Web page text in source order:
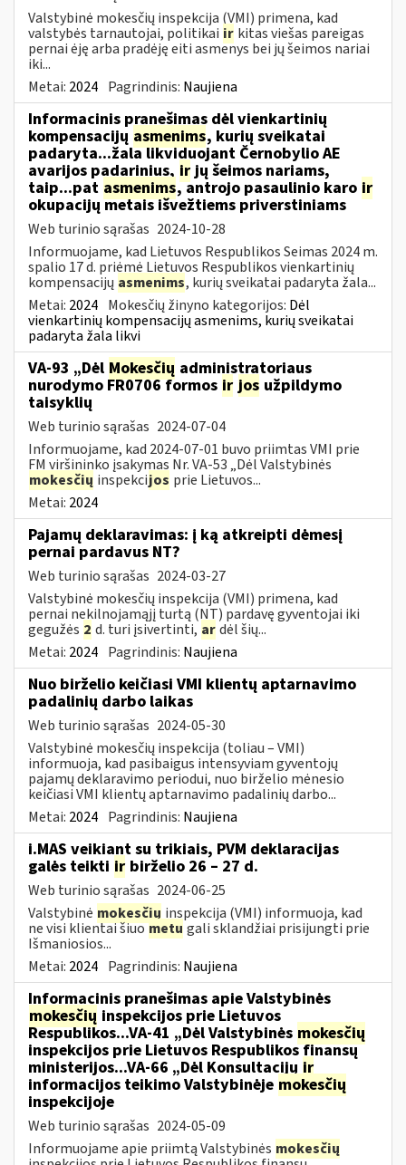
Valstybinė mokesčių inspekcija (VMI) primena, kad
valstybės tarnautojai, politikai ir kitas viešas pareigas
pernai ėję arba pradėję eiti asmenys bei jų šeimos nariai
iki...
Metai: 2024 Pagrindinis: Naujiena
Informacinis pranešimas dėl vienkartinių
kompensacijų asmenims, kurių sveikatai
padaryta...žala likviduojant Černobylio AE
avarijos padarinius, irjų šeimos nariams,
taip...pat asmenims, antrojo pasaulinio karo ir
okupacijų metais išvežtiems priverstiniams
Web turinio sąrašas 2024-10-28
Informuojame, kad Lietuvos Respublikos Seimas 2024 m.
spalio 17 d. priėmė Lietuvos Respublikos vienkartinių
kompensacijų asmenims, kurių sveikatai padaryta žala...
Metai: 2024 Mokesčių žinyno kategorijos: Dėl
vienkartinių kompensacijų asmenims, kurių sveikatai
padaryta žala likvi
VA-93 „Dėl Mokesčių administratoriaus
nurodymo FR0706 formos ir jos užpildymo
taisyklių
Web turinio sąrašas 2024-07-04
Informuojame, kad 2024-07-01 buvo priimtas VMI prie
FM viršininko įsakymas Nr. VA-53 „Dėl Valstybinės
mokesčių inspekcijos prie Lietuvos...
Metai: 2024
Pajamų deklaravimas: į ką atkreipti dėmesį
pernai pardavus NT?
Web turinio sąrašas 2024-03-27
Valstybinė mokesčių inspekcija (VMI) primena, kad
pernai nekilnojamąjį turtą (NT) pardavę gyventojai iki
gegužės 2 d. turi įsivertinti, ardėl šių...
Metai: 2024 Pagrindinis: Naujiena
Nuo birželio keičiasi VMI klientų aptarnavimo
padalinių darbo laikas
Web turinio sąrašas 2024-05-30
Valstybinė mokesčių inspekcija (toliau – VMI)
informuoja, kad pasibaigus intensyviam gyventojų
pajamų deklaravimo periodui, nuo birželio mėnesio
keičiasi VMI klientų aptarnavimo padalinių darbo...
Metai: 2024 Pagrindinis: Naujiena
i.MAS veikiant su trikiais, PVM deklaracijas
galės teikti ir birželio 26 – 27 d.
Web turinio sąrašas 2024-06-25
Valstybinė mokesčių inspekcija (VMI) informuoja, kad
ne visi klientai šiuometu gali sklandžiai prisijungti prie
Išmaniosios...
Metai: 2024 Pagrindinis: Naujiena
Informacinis pranešimas apie Valstybinės
mokesčių inspekcijos prie Lietuvos
Respublikos...VA-41 „Dėl Valstybinės mokesčių
inspekcijos prie Lietuvos Respublikos finansų
ministerijos...VA-66 „Dėl Konsultacijų ir
informacijos teikimo Valstybinėje mokesčių
inspekcijoje
Web turinio sąrašas 2024-05-09
Informuojame apie priimtą Valstybinės mokesčių